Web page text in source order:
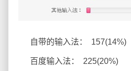
自带的输入法： 157(14%)
百度输入法： 225(20%)